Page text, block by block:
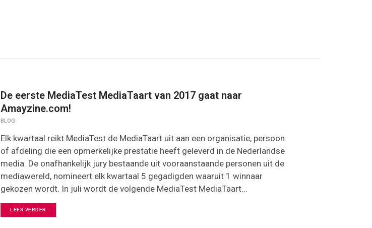
De eerste MediaTest MediaTaart van 2017 gaat naar
Amayzine.com!
BLOG
Elk kwartaal reikt MediaTest de MediaTaart uit aan een organisatie, persoon
of afdeling die een opmerkelijke prestatie heeft geleverd in de Nederlandse
media. De onafhankelijk jury bestaande uit vooraanstaande personen uit de
mediawereld, nomineert elk kwartaal 5 gegadigden waaruit 1 winnaar
gekozen wordt. In juli wordt de volgende MediaTest MediaTaart...
LEES VERDER